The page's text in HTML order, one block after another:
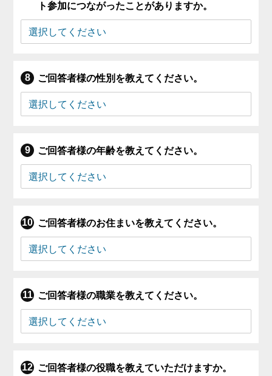
ト参加につながったことがありますか。
ご回答者様の性別を教えてください。
ご回答者様の年齢を教えてください。
ご回答者様のお住まいを教えてください。
ご回答者様の職業を教えてください。
ご回答者様の役職を教えていただけますか。